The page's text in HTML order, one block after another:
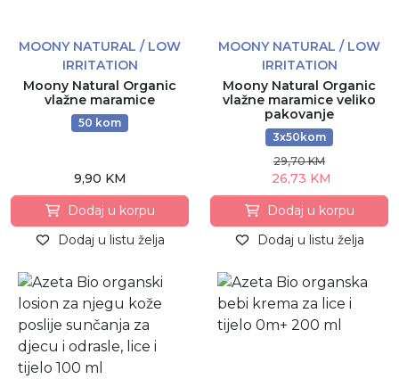
MOONY NATURAL / LOW
IRRITATION
Moony Natural Organic
vlažne maramice
50 kom
9,90 KM
Dodaj u korpu
Dodaj u listu želja
MOONY NATURAL / LOW
IRRITATION
Moony Natural Organic
vlažne maramice veliko
pakovanje
3x50kom
29,70 KM
26,73 KM
Dodaj u korpu
Dodaj u listu želja